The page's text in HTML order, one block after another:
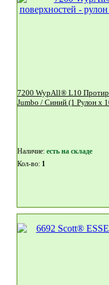
7200 WypAll® L10 Протирочный материал для поверхностей - рулон
Наличие: eсть на складе
Кол-во: 1